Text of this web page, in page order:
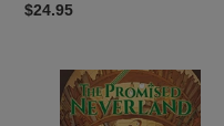
Precio
$24.95
PROMISED
NEVERLAND